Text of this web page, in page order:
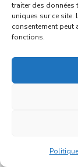
traiter des données
uniques sur ce site.
consentement peut
fonctions.
— le
Le